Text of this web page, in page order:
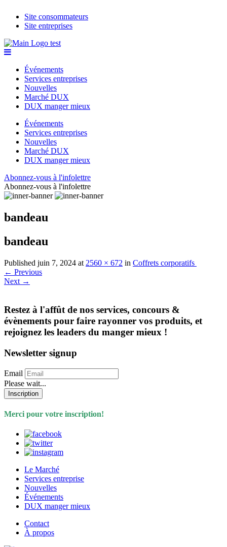
Site consommateurs
Site entreprises
Événements
Services entreprises
Nouvelles
Marché DUX
DUX manger mieux
Événements
Services entreprises
Nouvelles
Marché DUX
DUX manger mieux
Abonnez-vous à l'infolettre
Abonnez-vous à l'infolettre
bandeau
bandeau
Published juin 7, 2024 at 2560 × 672 in Coffrets corporatifs
← Previous
Next →
Restez à l'affût de nos services, concours &
évènements pour faire rayonner vos produits, et
rejoignez les leaders du manger mieux !
Newsletter signup
Email
Please wait...
Inscription
Merci pour votre inscription!
Le Marché
Services entreprise
Nouvelles
Événements
DUX manger mieux
Contact
À propos